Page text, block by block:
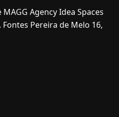
Agency Idea Spaces
Fontes Pereira de Melo 16,